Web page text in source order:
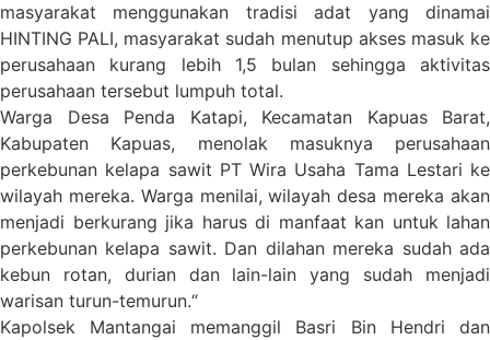
masyarakat menggunakan tradisi adat yang dinamai
HINTING PALI, masyarakat sudah menutup akses masuk ke
perusahaan kurang lebih 1,5 bulan sehingga aktivitas
perusahaan tersebut lumpuh total.
Warga Desa Penda Katapi, Kecamatan Kapuas Barat,
Kabupaten Kapuas, menolak masuknya perusahaan
perkebunan kelapa sawit PT Wira Usaha Tama Lestari ke
wilayah mereka. Warga menilai, wilayah desa mereka akan
menjadi berkurang jika harus di manfaat kan untuk lahan
perkebunan kelapa sawit. Dan dilahan mereka sudah ada
kebun rotan, durian dan lain-lain yang sudah menjadi
warisan turun-temurun.“
Kapolsek Mantangai memanggil Basri Bin Hendri dan